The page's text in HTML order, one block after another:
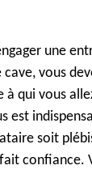
une
vous
à qui vous
est
soit
confiance.